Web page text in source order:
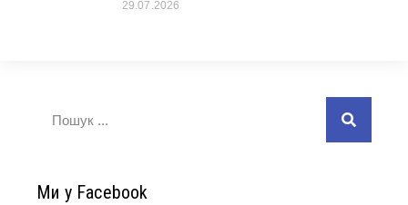
29.07.2026
Ми у Facebook